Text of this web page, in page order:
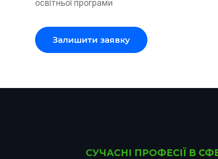
освітньої програми
Залишити заявку
СУЧАСНІ ПРОФЕСІЇ В